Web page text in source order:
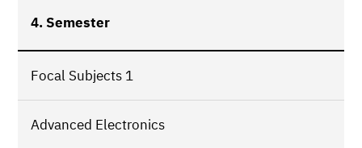
4. Semester
Focal Subjects 1
Advanced Electronics